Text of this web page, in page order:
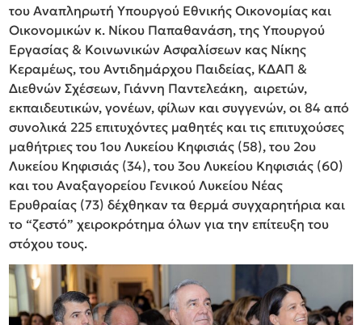
του Αναπληρωτή Υπουργού Εθνικής Οικονομίας και
Οικονομικών κ. Νίκου Παπαθανάση, της Υπουργού
Εργασίας & Κοινωνικών Ασφαλίσεων κας Νίκης
Κεραμέως, του Αντιδημάρχου Παιδείας, ΚΔΑΠ &
Διεθνών Σχέσεων, Γιάννη Παντελεάκη, αιρετών,
εκπαιδευτικών, γονέων, φίλων και συγγενών, οι 84 από
συνολικά 225 επιτυχόντες μαθητές και τις επιτυχούσες
μαθήτριες του 1ου Λυκείου Κηφισιάς (58), του 2ου
Λυκείου Κηφισιάς (34), του 3ου Λυκείου Κηφισιάς (60)
και του Αναξαγορείου Γενικού Λυκείου Νέας
Ερυθραίας (73) δέχθηκαν τα θερμά συγχαρητήρια και
το “ζεστό” χειροκρότημα όλων για την επίτευξη του
στόχου τους.